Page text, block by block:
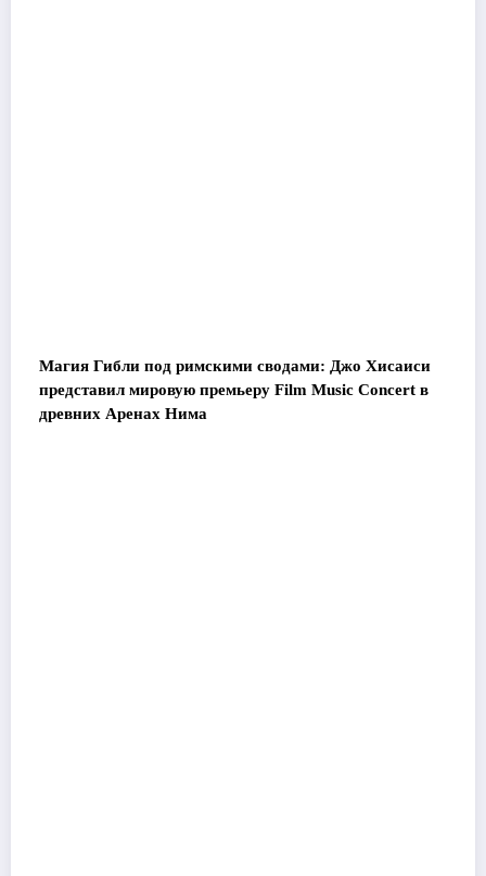
Магия Гибли под римскими сводами: Джо Хисаиси
представил мировую премьеру Film Music Concert в
древних Аренах Нима